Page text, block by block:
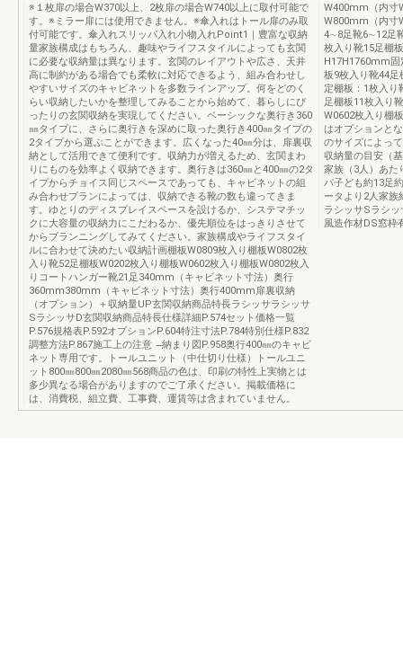
※１枚扉の場合W370以上、2枚扉の場合W740以上に取付可能で
す。※ミラー扉には使用できません。※傘入れはトール扉のみ取
付可能です。傘入れスリッパ入れ小物入れPoint1｜豊富な収納
量家族構成はもちろん、趣味やライフスタイルによっても玄関
に必要な収納量は異なります。玄関のレイアウトや広さ、天井
高に制約がある場合でも柔軟に対応できるよう、組み合わせし
やすいサイズのキャビネットを多数ラインアップ。何をどのく
らい収納したいかを整理してみることから始めて、暮らしにぴ
ったりの玄関収納を実現してください。ベーシックな奥行き360
㎜タイプに、さらに奥行きを深めに取った奥行き400㎜タイプの
2タイプから選ぶことができます。広くなった40㎜分は、扉裏収
納として活用できて便利です。収納力が増えるため、玄関まわ
りにものを効率よく収納できます。奥行きは360㎜と400㎜の2タ
イプからチョイス同じスペースであっても、キャビネットの組
み合わせプランによっては、収納できる靴の数も違ってきま
す。ゆとりのディスプレイスペースを設けるか、システマチッ
クに大容量の収納力にこだわるか、優先順位をはっきりさせて
からプランニングしてみてください。家族構成やライフスタイ
ルに合わせて決めたい収納計画棚板W0809枚入り棚板W0802枚
入り靴52足棚板W0202枚入り棚板W0602枚入り棚板W0802枚入
りコートハンガー靴21足340mm（キャビネット寸法）奥行
360mm380mm（キャビネット寸法）奥行400mm扉裏収納
（オプション）＋収納量UP玄関収納商品特長ラシッサラシッサ
SラシッサD玄関収納商品特長仕様詳細P.574セット価格一覧
P.576規格表P.592オプションP.604特注寸法P.784特別仕様P.832
調整方法P.867施工上の注意 ̶納まり図P.958奥行400㎜のキャビ
ネット専用です。トールユニット（中仕切り仕様）トールユニ
ット800㎜800㎜2080㎜568商品の色は、印刷の特性上実物とは
多少異なる場合がありますのでご了承ください。掲載価格に
は、消費税、組立費、工事費、運賃等は含まれていません。
W400mm（内寸
W800mm（内寸
4∼8足靴6∼12足
枚入り靴15足棚
H17H1760mm固
板9枚入り靴44
定棚板：1枚入り
足棚板11枚入り
W0602枚入り棚
はオプションと
のサイズによっ
収納量の目安（
家族（3人）あた
パ子ども約13足
ータより2人家族
ラシッサSラシ
風造作材DS窓枠